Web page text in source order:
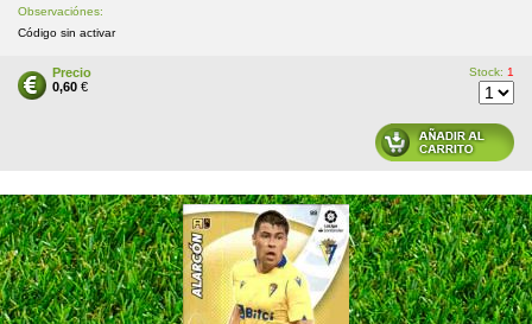
Observaciónes:
Código sin activar
Precio
0,60 €
Stock: 1